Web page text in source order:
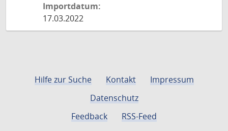
Importdatum:
17.03.2022
Hilfe zur Suche Kontakt
Impressum
Datenschutz
Feedback
RSS-Feed